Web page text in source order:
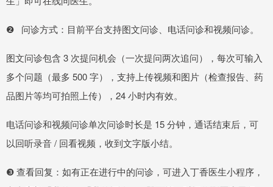
❷ 问诊方式：目前平台支持图文问诊、电话问诊和视频问诊。
图文问诊包含 3 次提问机会（一次提问两次追问），每次可输入
多个问题（最多 500 字），支持上传视频和图片（检查报告、药
品图片等均可拍照上传），24 小时内有效。
电话问诊和视频问诊单次问诊时长是 15 分钟，通话结束后，可
以回听录音 / 回看视频，收到文字版小结。
❸ 查看回复：如有正在进行中的问诊，可进入丁香医生小程序，